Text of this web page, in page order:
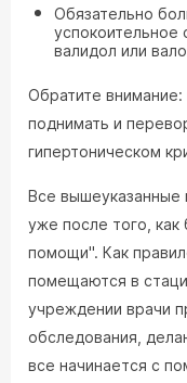
Обязательно
успокоительное
валидол или
Обратите внимание:
поднимать и
гипертоническом
Все вышеуказанные
уже после того, как
помощи". Как
помещаются в
учреждении врачи
обследования,
все начинается с